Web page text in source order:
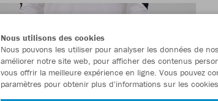
Nous utilisons des cookies
Nous pouvons les utiliser pour analyser les données de
améliorer notre site web, pour afficher des contenus
vous offrir la meilleure expérience en ligne. Vous pouvez
paramètres pour obtenir plus d'informations sur les